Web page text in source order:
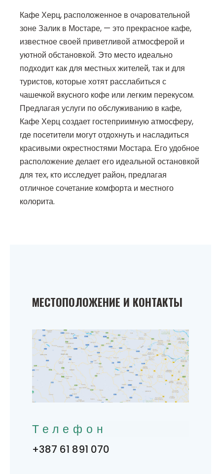
Кафе Херц, расположенное в очаровательной
зоне Залик в Мостаре, — это прекрасное кафе,
известное своей приветливой атмосферой и
уютной обстановкой. Это место идеально
подходит как для местных жителей, так и для
туристов, которые хотят расслабиться с
чашечкой вкусного кофе или легким перекусом.
Предлагая услуги по обслуживанию в кафе,
Кафе Херц создает гостеприимную атмосферу,
где посетители могут отдохнуть и насладиться
красивыми окрестностями Мостара. Его удобное
расположение делает его идеальной остановкой
для тех, кто исследует район, предлагая
отличное сочетание комфорта и местного
колорита.
МЕСТОПОЛОЖЕНИЕ И КОНТАКТЫ
Телефон
+387 61 891 070